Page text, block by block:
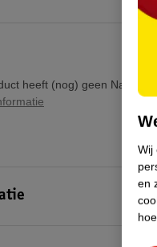
heeft (nog) geen Nature
Wij
en